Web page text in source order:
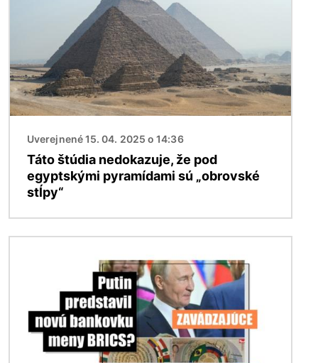
Uverejnené 15. 04. 2025 o 14:36
Táto štúdia nedokazuje, že pod
egyptskými pyramídami sú „obrovské
stĺpy“